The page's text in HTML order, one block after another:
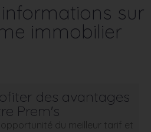
sur
immobilier
des avantages
Prem's
du meilleur tarif et